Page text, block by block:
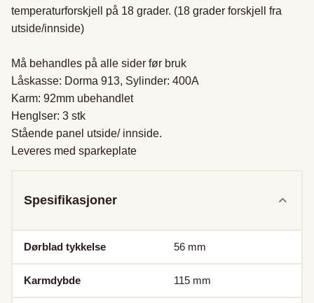
temperaturforskjell på 18 grader. (18 grader forskjell fra
utside/innside)
Må behandles på alle sider før bruk
Låskasse: Dorma 913, Sylinder: 400A
Karm: 92mm ubehandlet
Henglser: 3 stk
Stående panel utside/ innside.
Leveres med sparkeplate
Spesifikasjoner
Dørblad tykkelse 56 mm
Karmdybde 115 mm